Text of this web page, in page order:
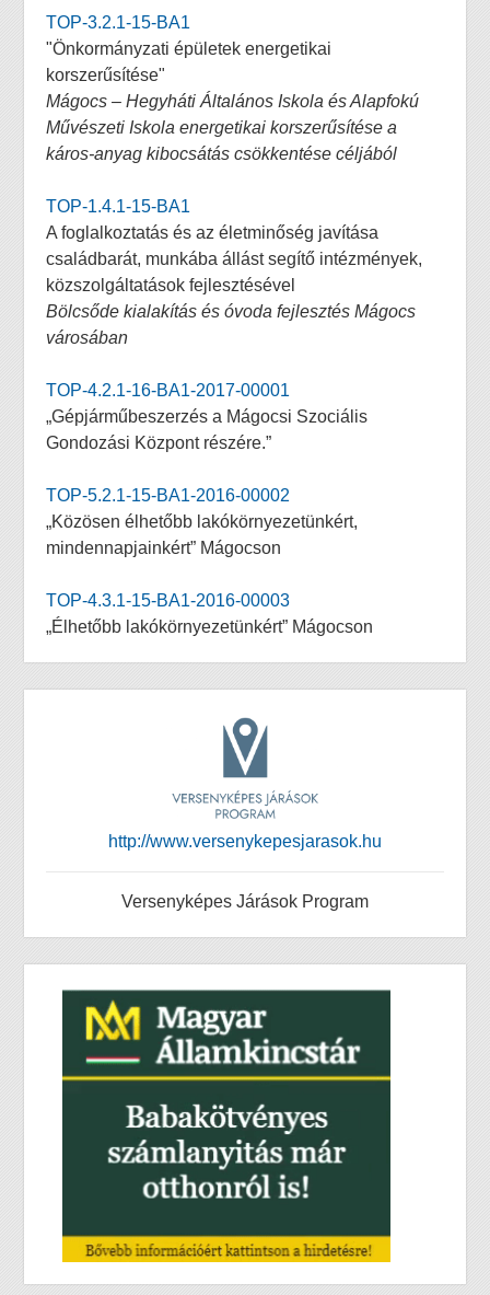
TOP-3.2.1-15-BA1
"Önkormányzati épületek energetikai
korszerűsítése"
Mágocs – Hegyháti Általános Iskola és Alapfokú
Művészeti Iskola energetikai korszerűsítése a
káros-anyag kibocsátás csökkentése céljából
TOP-1.4.1-15-BA1
A foglalkoztatás és az életminőség javítása
családbarát, munkába állást segítő intézmények,
közszolgáltatások fejlesztésével
Bölcsőde kialakítás és óvoda fejlesztés Mágocs
városában
TOP-4.2.1-16-BA1-2017-00001
„Gépjárműbeszerzés a Mágocsi Szociális
Gondozási Központ részére.”
TOP-5.2.1-15-BA1-2016-00002
„Közösen élhetőbb lakókörnyezetünkért,
mindennapjainkért” Mágocson
TOP-4.3.1-15-BA1-2016-00003
„Élhetőbb lakókörnyezetünkért” Mágocson
http://www.versenykepesjarasok.hu
Versenyképes Járások Program